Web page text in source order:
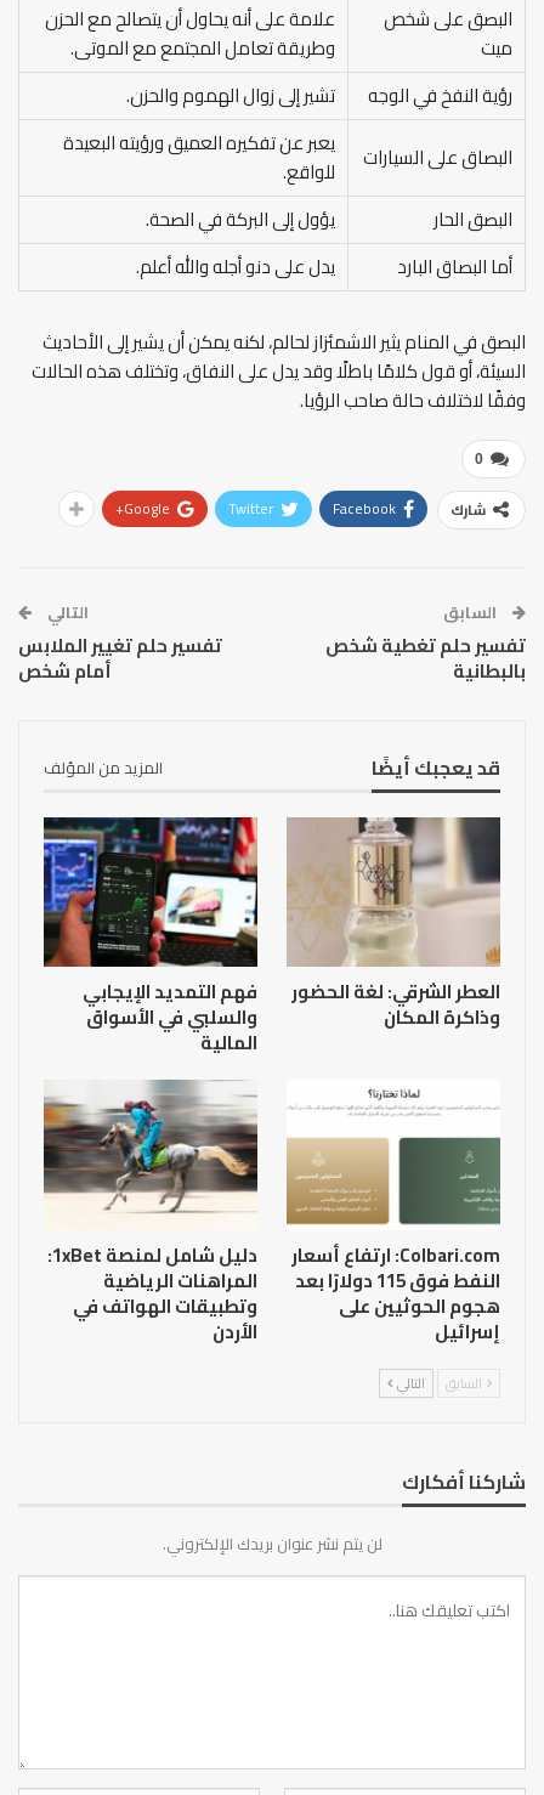
البصق على شخص
ميت
علامة على أنه يحاول أن يتصالح مع الحزن
وطريقة تعامل المجتمع مع الموتى.
رؤية النفخ في الوجه
تشير إلى زوال الهموم والحزن.
البصاق على السيارات
يعبر عن تفكيره العميق ورؤيته البعيدة
للواقع.
البصق الحار
يؤول إلى البركة في الصحة.
أما البصاق البارد
يدل على دنو أجله والله أعلم.
البصق في المنام يثير الاشمئزاز لحالم، لكنه يمكن أن يشير إلى الأحاديث
السيئة، أو قول كلامًا باطلًا وقد يدل على النفاق، وتختلف هذه الحالات
وفقًا لاختلاف حالة صاحب الرؤيا.
0
شارك Facebook
Twitter
Google+
السابق
تفسير حلم تغطية شخص
بالبطانية
التالي
تفسير حلم تغيير الملابس
أمام شخص
قد يعجبك أيضًا المزيد من المؤلف
العطر الشرقي: لغة الحضور
وذاكرة المكان
فهم التمديد الإيجابي
والسلبي في الأسواق
المالية
Colbari.com: ارتفاع أسعار
النفط فوق 115 دولارًا بعد
هجوم الحوثيين على
إسرائيل
دليل شامل لمنصة 1xBet:
المراهنات الرياضية
وتطبيقات الهواتف في
الأردن
السابق التالي
شاركنا أفكارك
لن يتم نشر عنوان بريدك الإلكتروني.